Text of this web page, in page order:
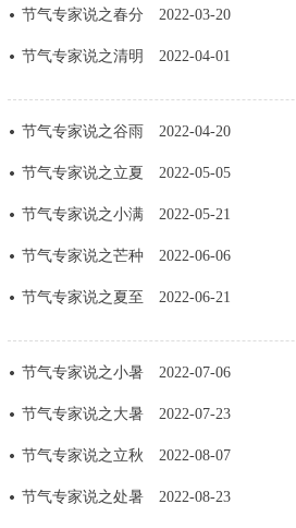
政务公开
政策兑现 政策解读
决策公开 专题公开
政务服务
便民服务 利企服务
中介服务 阳光政务
政民互动
节气专家说之春分 2022-03-20
节气专家说之清明 2022-04-01
节气专家说之谷雨 2022-04-20
节气专家说之立夏 2022-05-05
节气专家说之小满 2022-05-21
节气专家说之芒种 2022-06-06
节气专家说之夏至 2022-06-21
节气专家说之小暑 2022-07-06
节气专家说之大暑 2022-07-23
节气专家说之立秋 2022-08-07
节气专家说之处暑 2022-08-23